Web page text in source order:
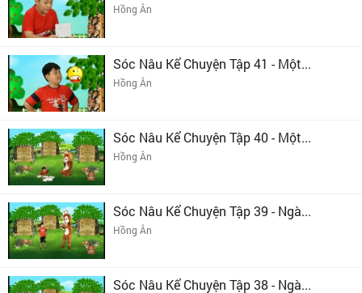
Hồng Ân
Sóc Nâu Kể Chuyện Tập 41 - Một...
Hồng Ân
Sóc Nâu Kể Chuyện Tập 40 - Một...
Hồng Ân
Sóc Nâu Kể Chuyện Tập 39 - Ngà...
Hồng Ân
Sóc Nâu Kể Chuyện Tập 38 - Ngà...